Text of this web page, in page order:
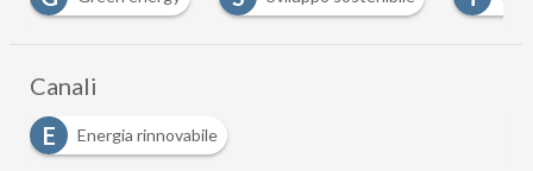
Canali
E
Energia rinnovabile